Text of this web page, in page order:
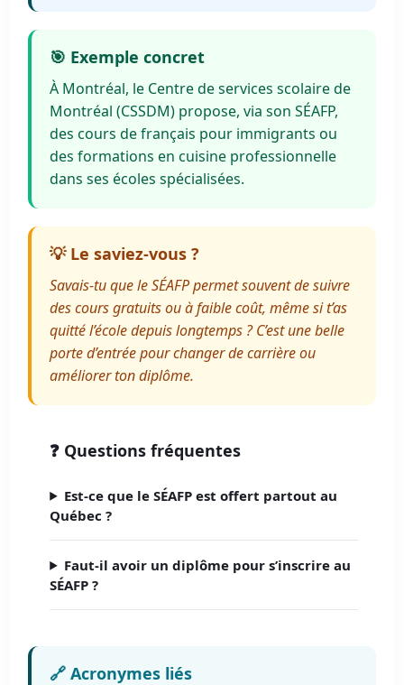
🎯 Exemple concret
À Montréal, le Centre de services scolaire de
Montréal (CSSDM) propose, via son SÉAFP,
des cours de français pour immigrants ou
des formations en cuisine professionnelle
dans ses écoles spécialisées.
💡 Le saviez-vous ?
Savais-tu que le SÉAFP permet souvent de suivre
des cours gratuits ou à faible coût, même si t’as
quitté l’école depuis longtemps ? C’est une belle
porte d’entrée pour changer de carrière ou
améliorer ton diplôme.
❓ Questions fréquentes
Est-ce que le SÉAFP est offert partout au
Québec ?
Faut-il avoir un diplôme pour s’inscrire au
SÉAFP ?
🔗 Acronymes liés